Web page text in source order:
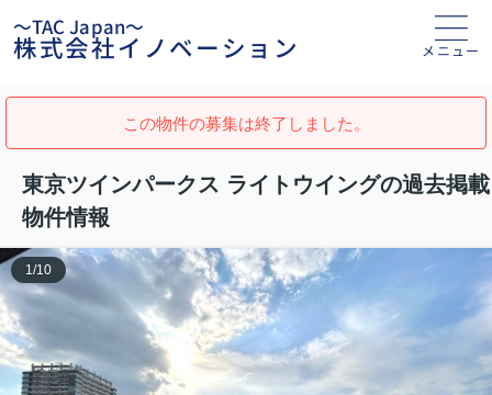
～TAC Japan～
株式会社イノベーション メニュー
この物件の募集は終了しました。
東京ツインパークス ライトウイングの過去掲載
物件情報
1 /10